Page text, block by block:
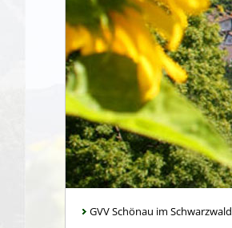
GVV Schönau im Schwarzwald